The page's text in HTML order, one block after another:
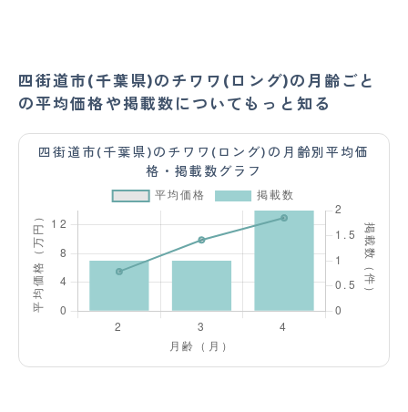
四街道市(千葉県)のチワワ(ロング)の月齢ごと
の平均価格や掲載数についてもっと知る
四街道市(千葉県)のチワワ(ロング)の月齢別平均価
格・掲載数グラフ